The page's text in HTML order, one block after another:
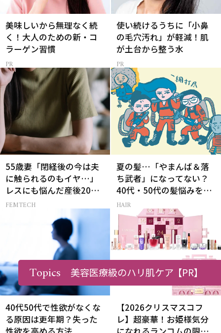
美味しいから無理なく続
く！大人のための新・コ
ラーゲン習慣
使い続けるうちに「小鼻
の毛穴汚れ」が軽減！肌
が土台から整う水
55歳妻「閉経後の今は夫
に触られるのもイヤ…」
レスにも悩んだ産後20年
の葛藤
FEMTECH
夏の髪…「やまんば＆落
ち武者」になってない？
40代・50代の髪悩みをレ
スキューする裏ワザ
HAIR
40代50代で性欲がなくな
る原因は更年期？失った
【2026クリスマスコフ
レ】超豪華！お姫様気分
Topics 美容医療級のハリ肌ケア【PR】